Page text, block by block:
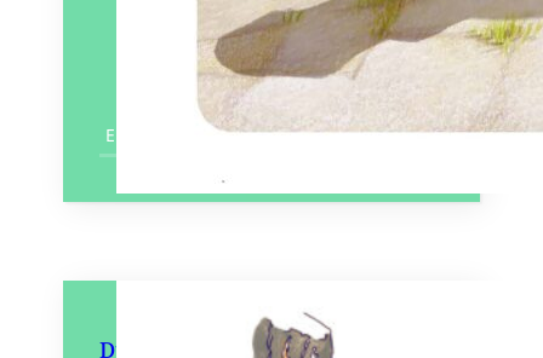
En savoir plus
Du Machu Pichu à Nazca –